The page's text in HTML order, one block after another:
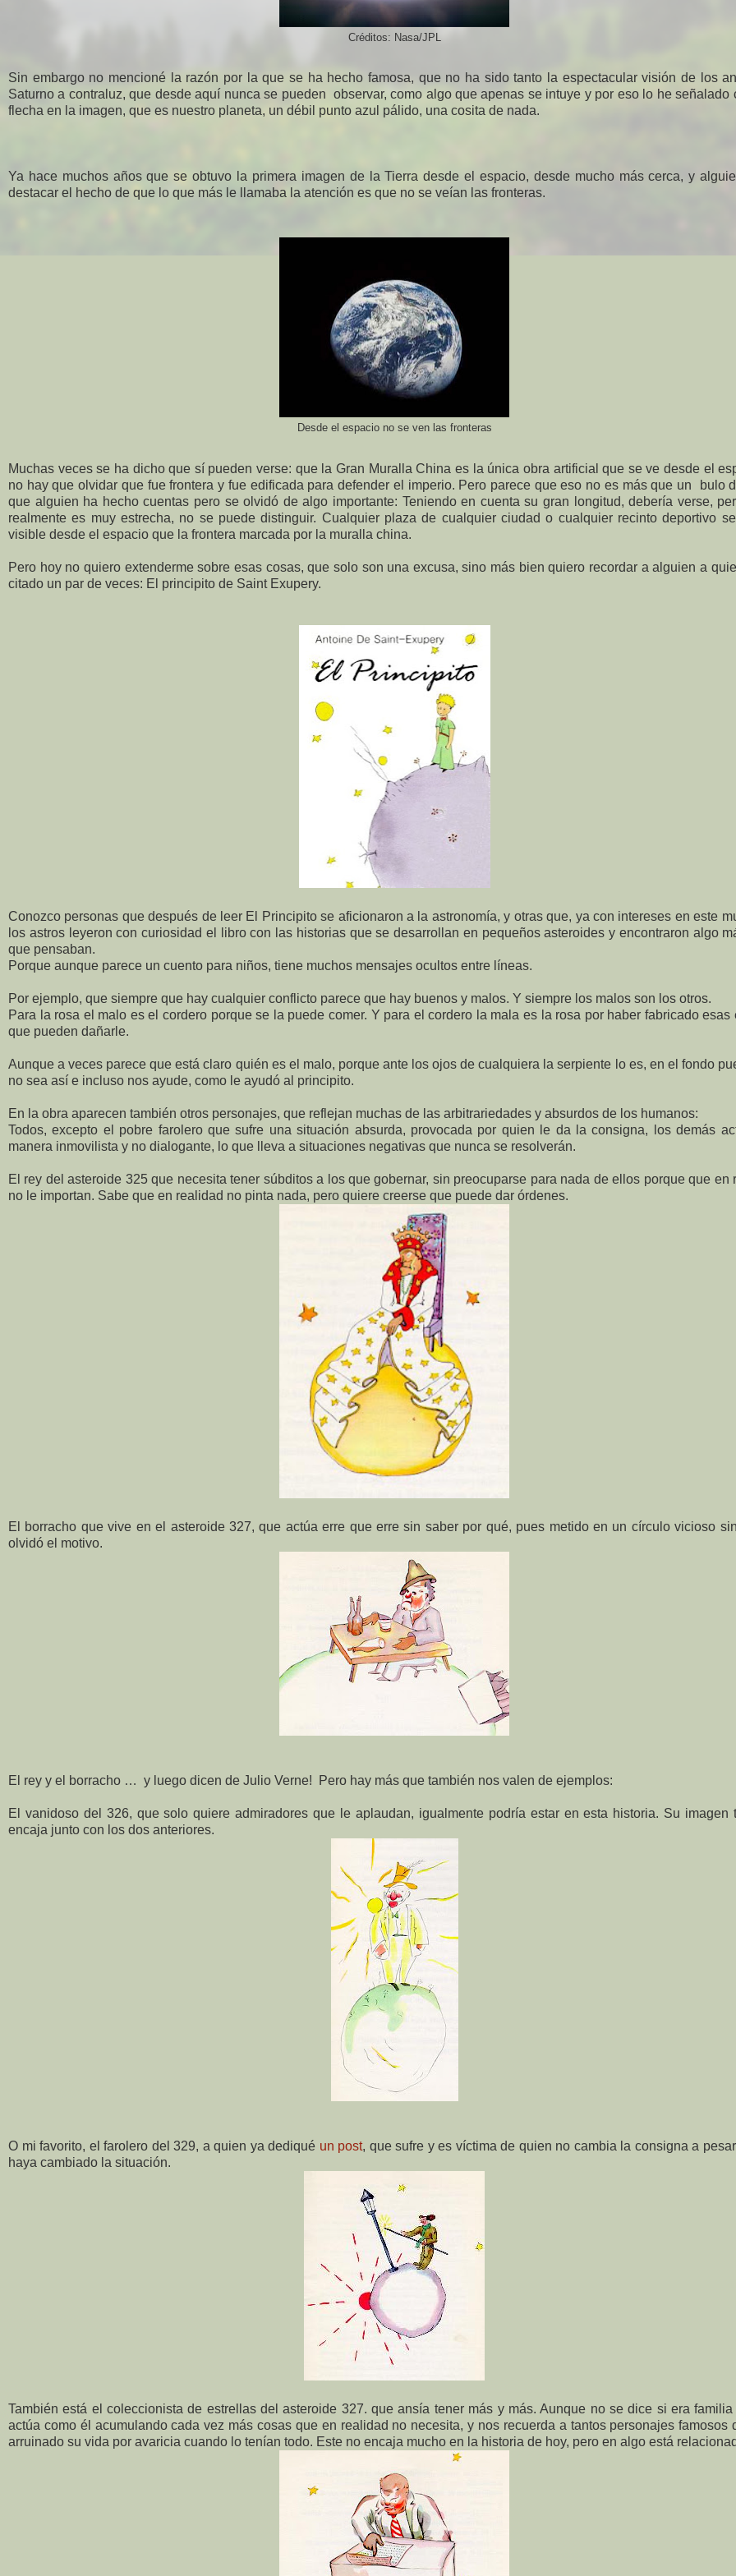
Créditos: Nasa/JPL
Sin embargo no mencioné la razón por la que se ha hecho famosa, que no ha sido tanto la espectacular visión de los
Saturno a contraluz, que desde aquí nunca se pueden observar, como algo que apenas se intuye y por eso lo he señalado
flecha en la imagen, que es nuestro planeta, un débil punto azul pálido, una cosita de nada.
Ya hace muchos años que se obtuvo la primera imagen de la Tierra desde el espacio, desde mucho más cerca, y
destacar el hecho de que lo que más le llamaba la atención es que no se veían las fronteras.
Desde el espacio no se ven las fronteras
Muchas veces se ha dicho que sí pueden verse: que la Gran Muralla China es la única obra artificial que se ve desde el
no hay que olvidar que fue frontera y fue edificada para defender el imperio. Pero parece que eso no es más que un bulo
que alguien ha hecho cuentas pero se olvidó de algo importante: Teniendo en cuenta su gran longitud, debería verse,
realmente es muy estrecha, no se puede distinguir. Cualquier plaza de cualquier ciudad o cualquier recinto deportivo
visible desde el espacio que la frontera marcada por la muralla china.
Pero hoy no quiero extenderme sobre esas cosas, que solo son una excusa, sino más bien quiero recordar a alguien a
citado un par de veces: El principito de Saint Exupery.
Conozco personas que después de leer El Principito se aficionaron a la astronomía, y otras que, ya con intereses en este
los astros leyeron con curiosidad el libro con las historias que se desarrollan en pequeños asteroides y encontraron algo
que pensaban.
Porque aunque parece un cuento para niños, tiene muchos mensajes ocultos entre líneas.
Por ejemplo, que siempre que hay cualquier conflicto parece que hay buenos y malos. Y siempre los malos son los otros.
Para la rosa el malo es el cordero porque se la puede comer. Y para el cordero la mala es la rosa por haber fabricado esas
que pueden dañarle.
Aunque a veces parece que está claro quién es el malo, porque ante los ojos de cualquiera la serpiente lo es, en el fondo
no sea así e incluso nos ayude, como le ayudó al principito.
En la obra aparecen también otros personajes, que reflejan muchas de las arbitrariedades y absurdos de los humanos:
Todos, excepto el pobre farolero que sufre una situación absurda, provocada por quien le da la consigna, los demás
manera inmovilista y no dialogante, lo que lleva a situaciones negativas que nunca se resolverán.
El rey del asteroide 325 que necesita tener súbditos a los que gobernar, sin preocuparse para nada de ellos porque que en
no le importan. Sabe que en realidad no pinta nada, pero quiere creerse que puede dar órdenes.
El borracho que vive en el asteroide 327, que actúa erre que erre sin saber por qué, pues metido en un círculo vicioso
olvidó el motivo.
El rey y el borracho … y luego dicen de Julio Verne! Pero hay más que también nos valen de ejemplos:
El vanidoso del 326, que solo quiere admiradores que le aplaudan, igualmente podría estar en esta historia. Su imagen
encaja junto con los dos anteriores.
O mi favorito, el farolero del 329, a quien ya dediqué un post, que sufre y es víctima de quien no cambia la consigna a
haya cambiado la situación.
También está el coleccionista de estrellas del asteroide 327. que ansía tener más y más. Aunque no se dice si era familia
actúa como él acumulando cada vez más cosas que en realidad no necesita, y nos recuerda a tantos personajes famosos
arruinado su vida por avaricia cuando lo tenían todo. Este no encaja mucho en la historia de hoy, pero en algo está